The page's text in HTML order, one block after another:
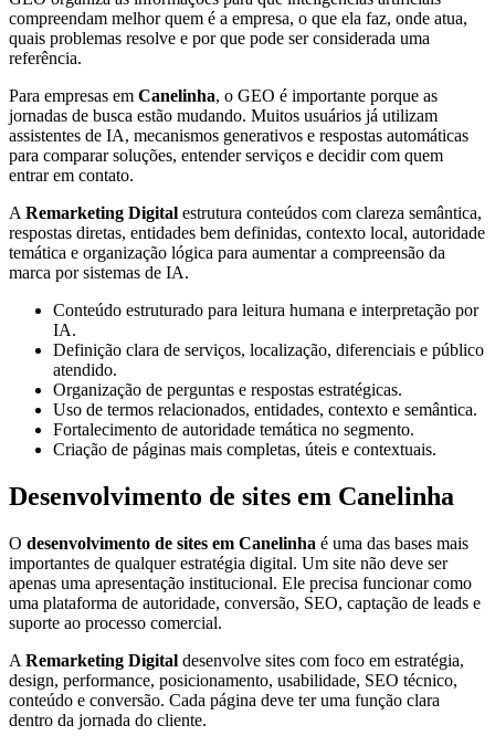
compreendam melhor quem é a empresa, o que ela faz, onde atua,
quais problemas resolve e por que pode ser considerada uma
referência.
Para empresas em Canelinha, o GEO é importante porque as
jornadas de busca estão mudando. Muitos usuários já utilizam
assistentes de IA, mecanismos generativos e respostas automáticas
para comparar soluções, entender serviços e decidir com quem
entrar em contato.
A Remarketing Digital estrutura conteúdos com clareza semântica,
respostas diretas, entidades bem definidas, contexto local, autoridade
temática e organização lógica para aumentar a compreensão da
marca por sistemas de IA.
Conteúdo estruturado para leitura humana e interpretação por
IA.
Definição clara de serviços, localização, diferenciais e público
atendido.
Organização de perguntas e respostas estratégicas.
Uso de termos relacionados, entidades, contexto e semântica.
Fortalecimento de autoridade temática no segmento.
Criação de páginas mais completas, úteis e contextuais.
Desenvolvimento de sites em Canelinha
O desenvolvimento de sites em Canelinha é uma das bases mais
importantes de qualquer estratégia digital. Um site não deve ser
apenas uma apresentação institucional. Ele precisa funcionar como
uma plataforma de autoridade, conversão, SEO, captação de leads e
suporte ao processo comercial.
A Remarketing Digital desenvolve sites com foco em estratégia,
design, performance, posicionamento, usabilidade, SEO técnico,
conteúdo e conversão. Cada página deve ter uma função clara
dentro da jornada do cliente.